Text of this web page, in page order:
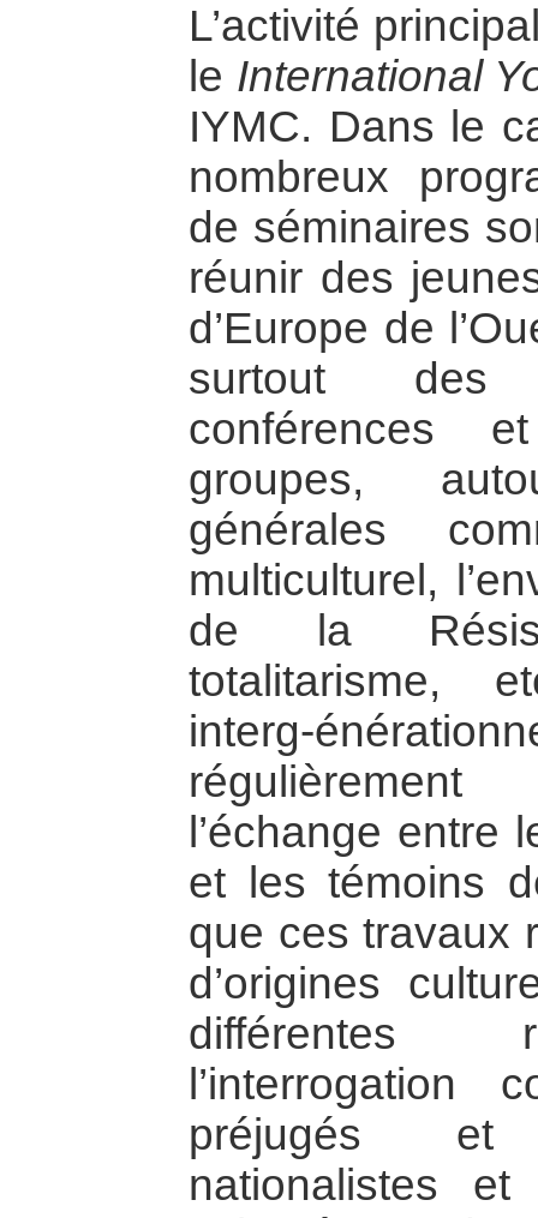
L’activité
le International
IYMC. Dans le
nombreux
de séminaires
réunir des
d’Europe de
surtout des
conférences
groupes,
générales
multiculturel,
de la
totalitarisme,
interg-
l’échange entre
et les témoins
que ces travaux
d’origines
différentes
l’interrogation
préjugés et
nationalistes